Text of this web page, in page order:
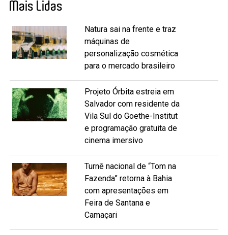
Mais Lidas
Natura sai na frente e traz
máquinas de
personalização cosmética
para o mercado brasileiro
Projeto Órbita estreia em
Salvador com residente da
Vila Sul do Goethe-Institut
e programação gratuita de
cinema imersivo
Turnê nacional de “Tom na
Fazenda” retorna à Bahia
com apresentações em
Feira de Santana e
Camaçari